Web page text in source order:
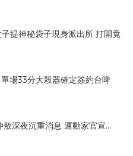
提神秘袋子現身派出所 打開竟
場33分大殺器確定簽約台啤
深夜沉重消息 運動家官宣...